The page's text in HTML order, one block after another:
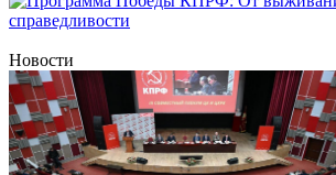
Новости